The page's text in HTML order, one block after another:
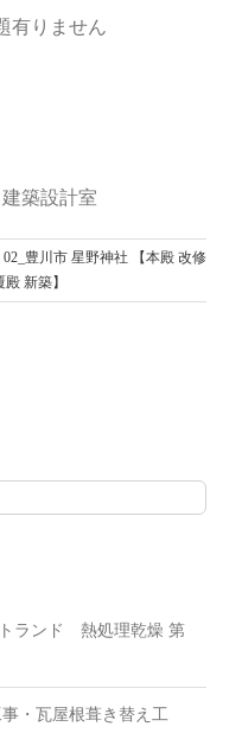
有りません
築設計室
02_豊川市 星野神社 【本殿 改修
新築】
ランド 熱処理乾燥 第
・瓦屋根葺き替え工